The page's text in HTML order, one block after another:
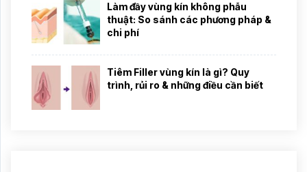
Làm đầy vùng kín không phẫu
thuật: So sánh các phương pháp &
chi phí
Tiêm Filler vùng kín là gì? Quy
trình, rủi ro & những điều cần biết